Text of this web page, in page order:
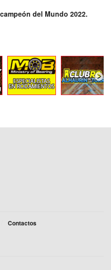
del Mundo 2022.
Contactos